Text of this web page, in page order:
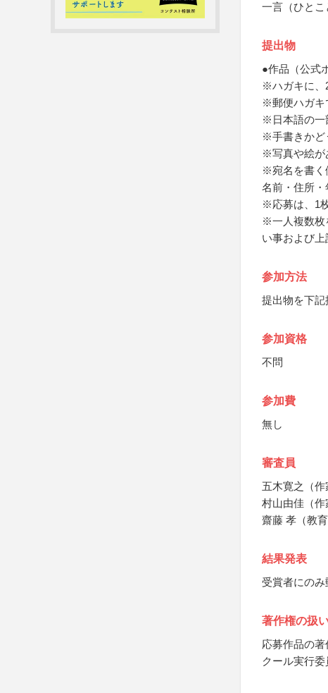
一言（ひとこ
提出物
●作品（公式
※ハガキに、
※郵便ハガキ
※日本語の一
※手書きかど
※写真や絵が
※宛名を書く
名前・住所・
※応募は、1
※一人複数枚
い事および
参加方法
提出物を下
参加資格
不問
参加費
無し
審査員
五木寛之（作
村山由佳（作
齋藤 孝（教
結果発表
受賞者にの
著作権の扱
応募作品の
クール実行